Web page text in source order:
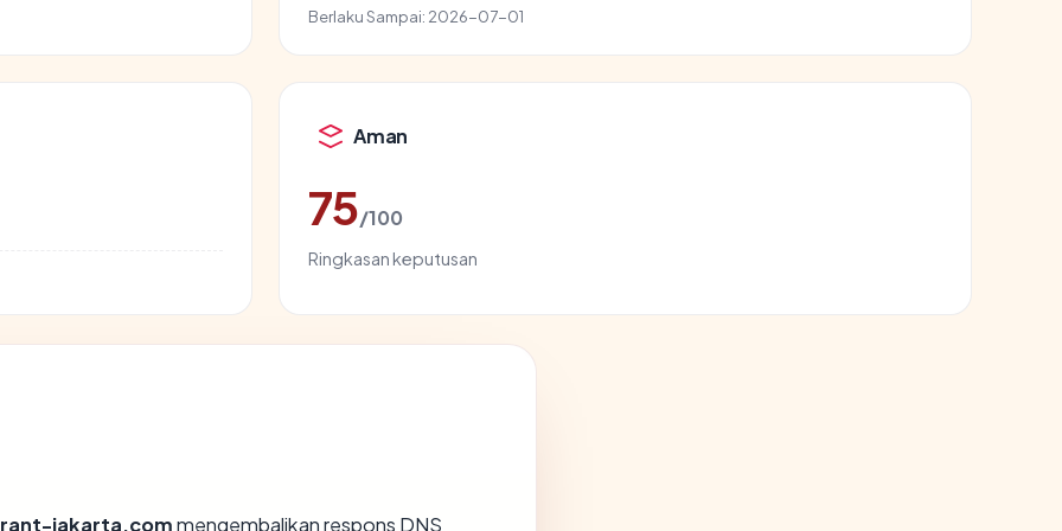
Berlaku Sampai: 2026-07-01
Aman
75/100
Ringkasan keputusan
jakarta.commengembalikan respons DNS